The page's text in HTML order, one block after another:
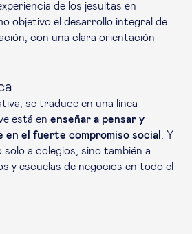
de los jesuitas en
objetivo el desarrollo integral de
con una clara orientación
se traduce en una línea
está en enseñar a pensar y
en el fuerte compromiso social
. Y
a colegios, sino también a
y escuelas de negocios en todo el